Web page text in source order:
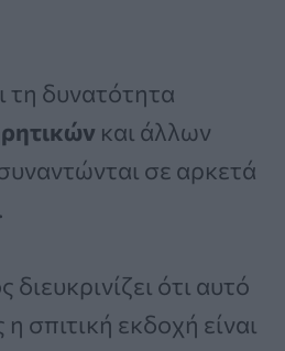
τη δυνατότητα
και άλλων
σε αρκετά
ότι αυτό
σπιτική εκδοχή είναι